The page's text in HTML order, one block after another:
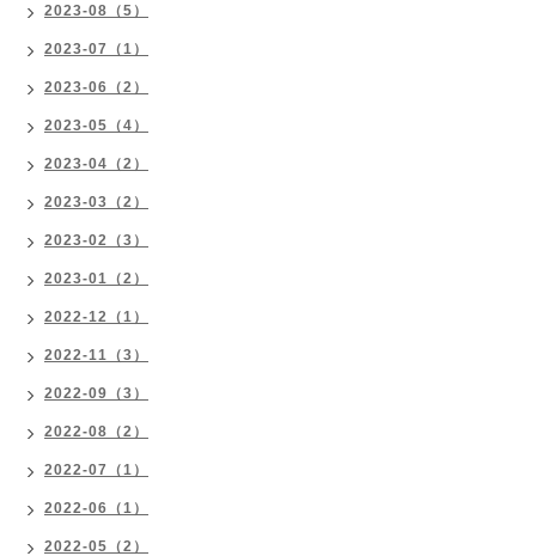
2023-08（5）
2023-07（1）
2023-06（2）
2023-05（4）
2023-04（2）
2023-03（2）
2023-02（3）
2023-01（2）
2022-12（1）
2022-11（3）
2022-09（3）
2022-08（2）
2022-07（1）
2022-06（1）
2022-05（2）